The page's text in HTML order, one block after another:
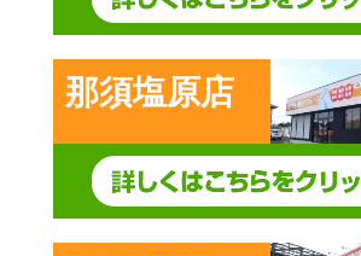
那須塩原店